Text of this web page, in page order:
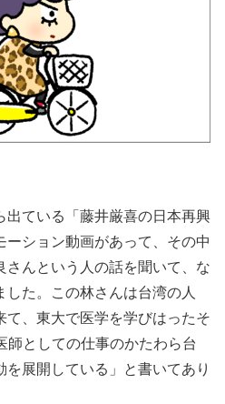
ている「藤井厳喜の日本再興
ション動画があって、その中
さんという人の話を聞いて、な
た。この林さんは台湾の人
て、東大で医学を学びはったそ
師としての仕事のかたわら台
展開している」と書いてあり